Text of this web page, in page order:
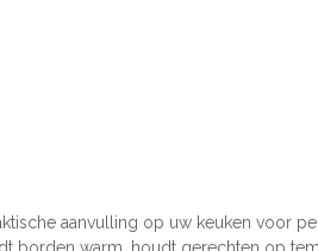
aanvulling op uw keuken voor